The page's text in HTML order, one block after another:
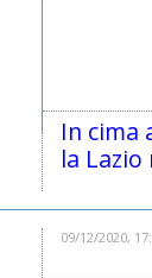
In cima
la Lazio
09/12/2020,